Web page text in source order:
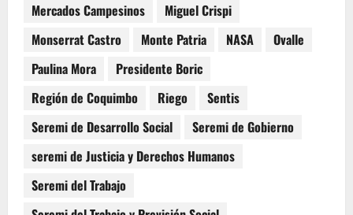
Mercados Campesinos
Miguel Crispi
Monserrat Castro
Monte Patria NASA
Ovalle
Paulina Mora
Presidente Boric
Región de Coquimbo
Riego
Sentis
Seremi de Desarrollo Social
Seremi de Gobierno
seremi de Justicia y Derechos Humanos
Seremi del Trabajo